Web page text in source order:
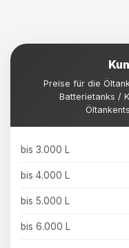
Preise für die
Batterietanks /
bis 3.000 L
bis 4.000 L
bis 5.000 L
bis 6.000 L